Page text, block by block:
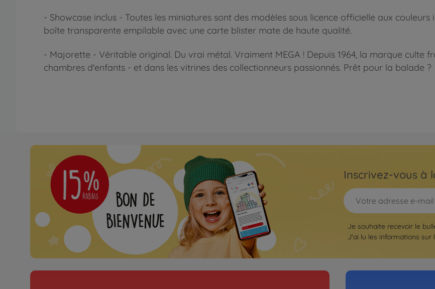
- Showcase inclus - Toutes les miniatures sont des modèles sous licence officielle aux
boîte transparente empilable avec une carte blister mate de haute qualité.
- Majorette - Véritable original. Du vrai métal. Vraiment MEGA ! Depuis 1964, la marque culte
chambres d'enfants - et dans les vitrines des collectionneurs passionnés. Prêt pour la balade ?
Inscrivez-vous à
Je souhaite recevoir le
J'ai lu les informations sur